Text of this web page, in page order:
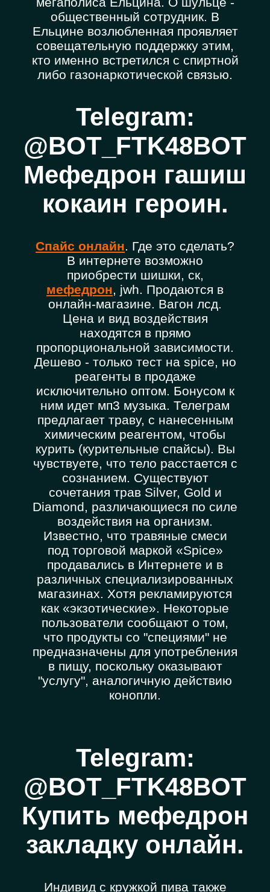
общественный сотрудник. В
Ельцине возлюбленная проявляет
совещательную поддержку этим,
кто именно встретился с спиртной
либо газонаркотической связью.
Telegram:
@BOT_FTK48BOT
Мефедрон гашиш
кокаин героин.
Спайс онлайн. Где это сделать?
В интернете возможно
приобрести шишки, ск,
мефедрон, jwh. Продаются в
онлайн-магазине. Вагон лсд.
Цена и вид воздействия
находятся в прямо
пропорциональной зависимости.
Дешево - только тест на spice, но
реагенты в продаже
исключительно оптом. Бонусом к
ним идет мп3 музыка. Телеграм
предлагает траву, с нанесенным
химическим реагентом, чтобы
курить (курительные спайсы). Вы
чувствуете, что тело расстается с
сознанием. Существуют
сочетания трав Silver, Gold и
Diamond, различающиеся по силе
воздействия на организм.
Известно, что травяные смеси
под торговой маркой «Spice»
продавались в Интернете и в
различных специализированных
магазинах. Хотя рекламируются
как «экзотические». Некоторые
пользователи сообщают о том,
что продукты со "специями" не
предназначены для употребления
в пищу, поскольку оказывают
"услугу", аналогичную действию
конопли.
Telegram:
@BOT_FTK48BOT
Купить мефедрон
закладку онлайн.
Индивид с кружкой пива также